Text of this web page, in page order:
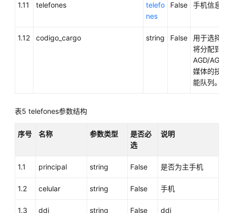
电
息
email
询
1.11 telefones
telefo
nes
False 手机信息
1.12 codigo_cargo string False
用于选择
将分配到
AGD/AGF
媒体的技
能队列。
表5 telefones参数结构
序号 名称 参数类型
是否必
选
说明
1.1 principal string False 是否为主手机
1.2 celular string False 手机
1.3 ddi string False ddi